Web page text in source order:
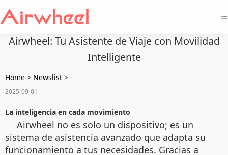
=
Airwheel: Tu Asistente de Viaje con Movilidad
Intelligente
Home > Newslist >
2025-09-01
La inteligencia en cada movimiento
Airwheel no es solo un dispositivo; es un
sistema de asistencia avanzado que adapta su
funcionamiento a tus necesidades. Gracias a